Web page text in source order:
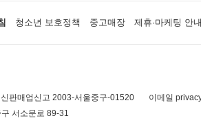
청소년 보호정책 중고매장 제휴·마케팅 안내
판매업신고 2003-서울중구-01520
이메일
서소문로 89-31